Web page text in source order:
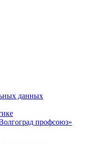
данных
профсоюз»